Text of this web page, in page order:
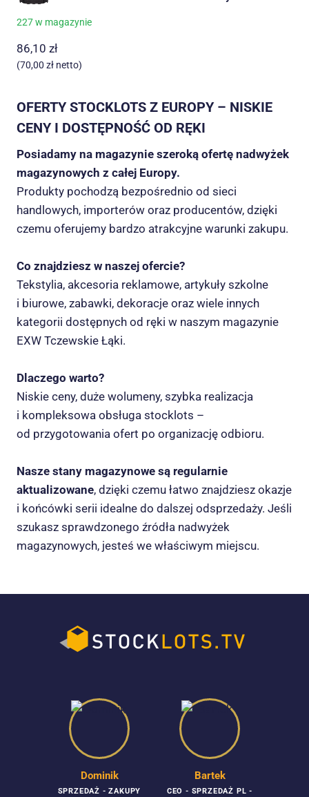
227 w magazynie
86,10 zł
(70,00 zł netto)
OFERTY STOCKLOTS Z EUROPY – NISKIE
CENY I DOSTĘPNOŚĆ OD RĘKI
Posiadamy na magazynie szeroką ofertę nadwyżek
magazynowych z całej Europy.
Produkty pochodzą bezpośrednio od sieci
handlowych, importerów oraz producentów, dzięki
czemu oferujemy bardzo atrakcyjne warunki zakupu.
Co znajdziesz w naszej ofercie?
Tekstylia, akcesoria reklamowe, artykuły szkolne
i biurowe, zabawki, dekoracje oraz wiele innych
kategorii dostępnych od ręki w naszym magazynie
EXW Tczewskie Łąki.
Dlaczego warto?
Niskie ceny, duże wolumeny, szybka realizacja
i kompleksowa obsługa stocklots –
od przygotowania ofert po organizację odbioru.
Nasze stany magazynowe są regularnie
aktualizowane, dzięki czemu łatwo znajdziesz okazje
i końcówki serii idealne do dalszej odsprzedaży. Jeśli
szukasz sprawdzonego źródła nadwyżek
magazynowych, jesteś we właściwym miejscu.
Dominik
SPRZEDAŻ - ZAKUPY
Bartek
CEO - SPRZEDAŻ PL -